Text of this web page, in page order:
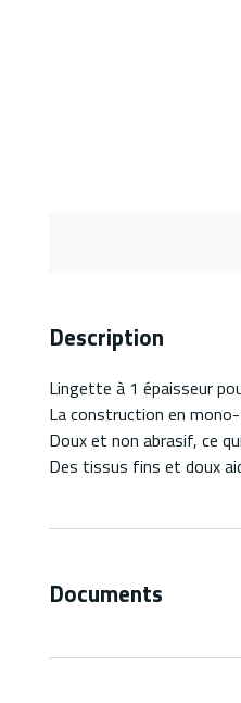
Description
Lingette à 1 épaisseur
La construction en
Doux et non abrasif, ce
Des tissus fins et doux
Documents